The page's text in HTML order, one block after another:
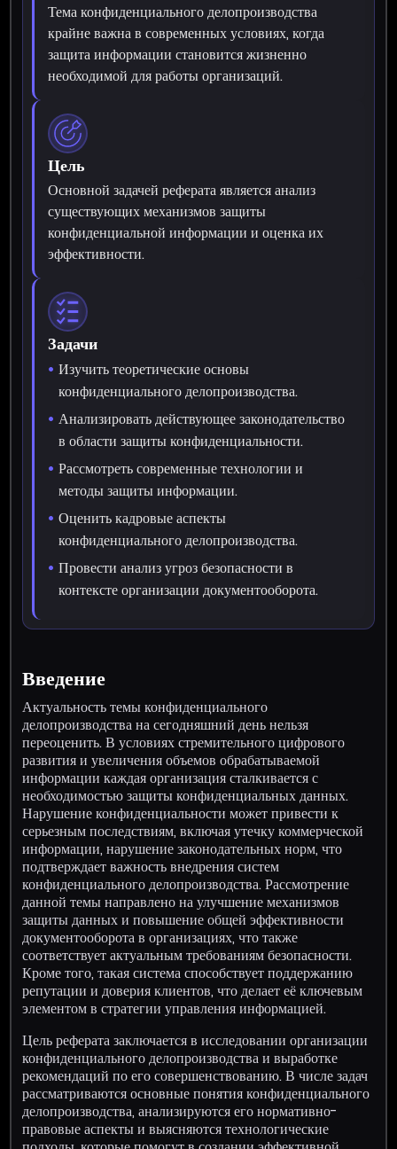
Тема конфиденциального делопроизводства
крайне важна в современных условиях, когда
защита информации становится жизненно
необходимой для работы организаций.
Цель
Основной задачей реферата является анализ
существующих механизмов защиты
конфиденциальной информации и оценка их
эффективности.
Задачи
Изучить теоретические основы
конфиденциального делопроизводства.
Анализировать действующее законодательство
в области защиты конфиденциальности.
Рассмотреть современные технологии и
методы защиты информации.
Оценить кадровые аспекты
конфиденциального делопроизводства.
Провести анализ угроз безопасности в
контексте организации документооборота.
Введение
Актуальность темы конфиденциального
делопроизводства на сегодняшний день нельзя
переоценить. В условиях стремительного цифрового
развития и увеличения объемов обрабатываемой
информации каждая организация сталкивается с
необходимостью защиты конфиденциальных данных.
Нарушение конфиденциальности может привести к
серьезным последствиям, включая утечку коммерческой
информации, нарушение законодательных норм, что
подтверждает важность внедрения систем
конфиденциального делопроизводства. Рассмотрение
данной темы направлено на улучшение механизмов
защиты данных и повышение общей эффективности
документооборота в организациях, что также
соответствует актуальным требованиям безопасности.
Кроме того, такая система способствует поддержанию
репутации и доверия клиентов, что делает её ключевым
элементом в стратегии управления информацией.
Цель реферата заключается в исследовании организации
конфиденциального делопроизводства и выработке
рекомендаций по его совершенствованию. В числе задач
рассматриваются основные понятия конфиденциального
делопроизводства, анализируются его нормативно-
правовые аспекты и выясняются технологические